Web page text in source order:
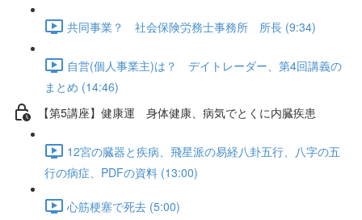
共同事業？ 社会保険労務士事務所 所長 (9:34)
自営(個人事業主)は？ デイトレーダー、第4回講義の
まとめ (14:46)
【第5講座】健康運 身体健康、病気でとくに内臓疾患
12宮の臓器と疾病、飛星派の易経八卦五行、八字の五
行の病症、PDFの資料 (13:00)
心筋梗塞で死去 (5:00)